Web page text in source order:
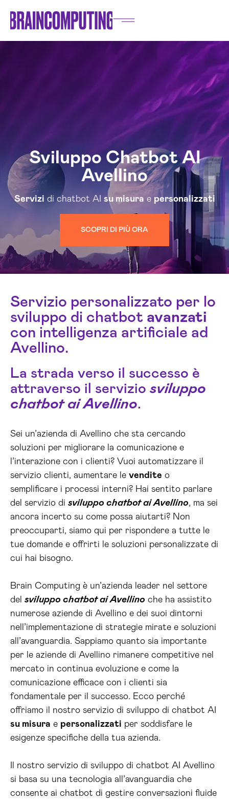
Sviluppo Chatbot AI
Avellino
Servizi di chatbot AI su misura e personalizzati
SCOPRI DI PIÙ ORA
Servizio personalizzato per lo
sviluppo di chatbot avanzati
con intelligenza artificiale ad
Avellino.
La strada verso il successo è
attraverso il servizio sviluppo
chatbot ai Avellino.
Sei un’azienda di Avellino che sta cercando
soluzioni per migliorare la comunicazione e
l’interazione con i clienti? Vuoi automatizzare il
servizio clienti, aumentare le vendite o
semplificare i processi interni? Hai sentito parlare
del servizio di sviluppo chatbot ai Avellino, ma sei
ancora incerto su come possa aiutarti? Non
preoccuparti, siamo qui per rispondere a tutte le
tue domande e offrirti le soluzioni personalizzate di
cui hai bisogno.
Brain Computing è un’azienda leader nel settore
del sviluppo chatbot ai Avellino che ha assistito
numerose aziende di Avellino e dei suoi dintorni
nell’implementazione di strategie mirate e soluzioni
all’avanguardia. Sappiamo quanto sia importante
per le aziende di Avellino rimanere competitive nel
mercato in continua evoluzione e come la
comunicazione efficace con i clienti sia
fondamentale per il successo. Ecco perché
offriamo il nostro servizio di sviluppo di chatbot AI
su misura e personalizzati per soddisfare le
esigenze specifiche della tua azienda.
Il nostro servizio di sviluppo di chatbot AI Avellino
si basa su una tecnologia all’avanguardia che
consente ai chatbot di gestire conversazioni fluide